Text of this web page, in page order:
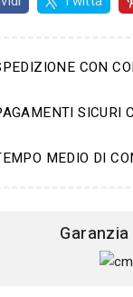
CON
SICURI
MEDIO DI